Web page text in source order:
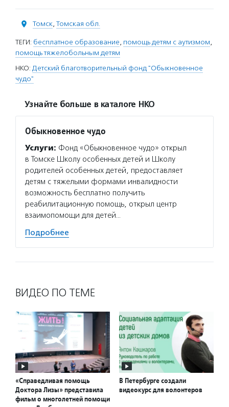
Томск, Томская обл.
ТЕГИ: бесплатное образование, помощь детям с аутизмом,
помощь тяжелобольным детям
НКО: Детский благотворительный фонд "Обыкновенное
чудо"
Узнайте больше в каталоге НКО
Обыкновенное чудо
Услуги: Фонд «Обыкновенное чудо» открыл
в Томске Школу особенных детей и Школу
родителей особенных детей, предоставляет
детям с тяжелыми формами инвалидности
возможность бесплатно получить
реабилитационную помощь, открыл центр
взаимопомощи для детей…
Подробнее
ВИДЕО ПО ТЕМЕ
«Справедливая помощь
Доктора Лизы» представила
фильм о многолетней помощи
В Петербурге создали
видеокурс для волонтеров